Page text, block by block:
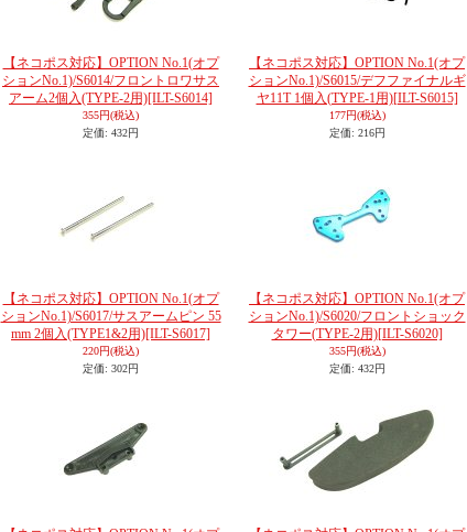
【ネコポス対応】OPTION No.1(オプ
ションNo.1)/S6014/フロントロワサス
アーム2個入(TYPE-2用)[ILT-S6014]
355円(税込)
定価: 432円
【ネコポス対応】OPTION No.1(オプ
ションNo.1)/S6015/デフファイナルギ
ヤ11T 1個入(TYPE-1用)[ILT-S6015]
177円(税込)
定価: 216円
【ネコポス対応】OPTION No.1(オプ
ションNo.1)/S6017/サスアームピン 55
mm 2個入(TYPE1&2用)[ILT-S6017]
220円(税込)
定価: 302円
【ネコポス対応】OPTION No.1(オプ
ションNo.1)/S6020/フロントショック
タワー(TYPE-2用)[ILT-S6020]
355円(税込)
定価: 432円